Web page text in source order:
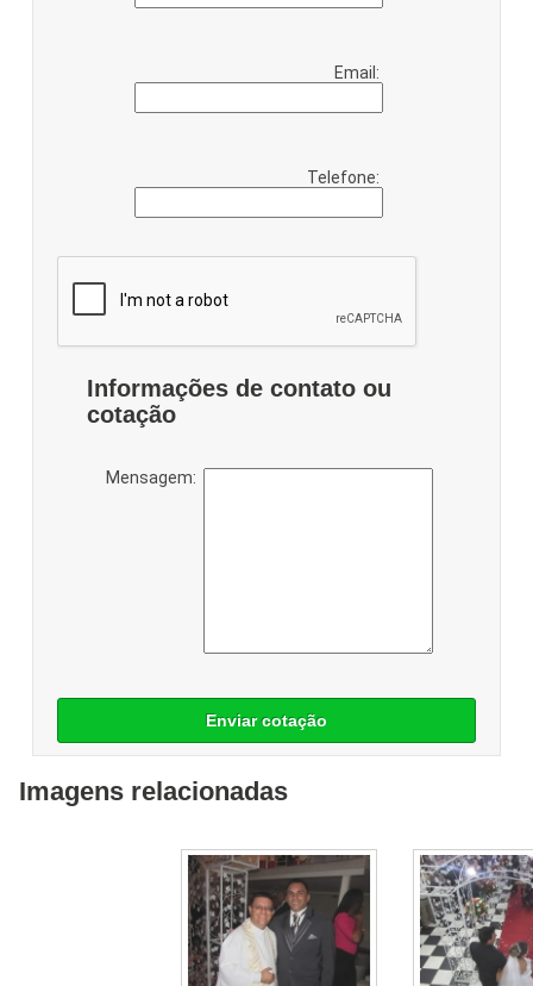
Email:
Telefone:
Informações de contato ou
cotação
Mensagem:
Enviar cotação
Imagens relacionadas